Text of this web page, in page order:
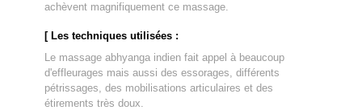
achèvent magnifiquement ce massage.
[ Les techniques utilisées :
Le massage abhyanga indien fait appel à beaucoup
d'effleurages mais aussi des essorages, différents
pétrissages, des mobilisations articulaires et des
étirements très doux.